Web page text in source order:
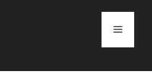
Menu